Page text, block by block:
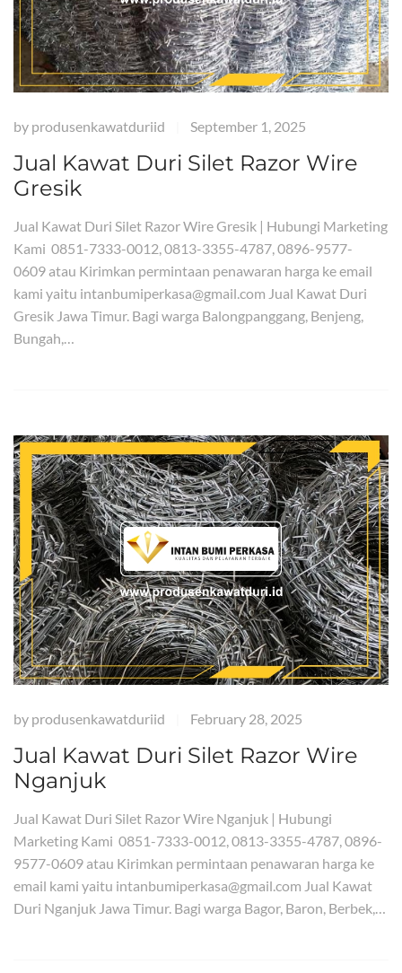
by produsenkawatduriid September 1, 2025
Jual Kawat Duri Silet Razor Wire
Gresik
Jual Kawat Duri Silet Razor Wire Gresik | Hubungi Marketing
Kami 0851-7333-0012, 0813-3355-4787, 0896-9577-
0609 atau Kirimkan permintaan penawaran harga ke email
kami yaitu intanbumiperkasa@gmail.com Jual Kawat Duri
Gresik Jawa Timur. Bagi warga Balongpanggang, Benjeng,
Bungah,…
by produsenkawatduriid February 28, 2025
Jual Kawat Duri Silet Razor Wire
Nganjuk
Jual Kawat Duri Silet Razor Wire Nganjuk | Hubungi
Marketing Kami 0851-7333-0012, 0813-3355-4787, 0896-
9577-0609 atau Kirimkan permintaan penawaran harga ke
email kami yaitu intanbumiperkasa@gmail.com Jual Kawat
Duri Nganjuk Jawa Timur. Bagi warga Bagor, Baron, Berbek,…